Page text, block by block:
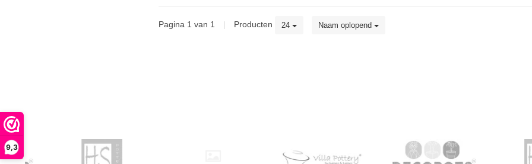
9,3
Pagina 1 van 1 | Producten 24 Naam oplopend